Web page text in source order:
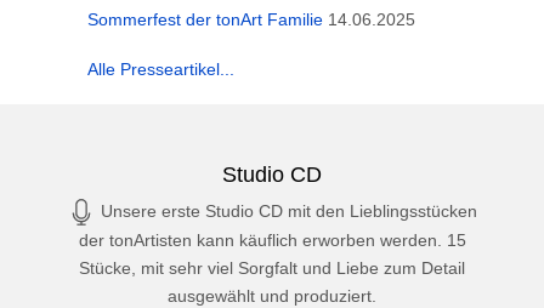
Sommerfest der tonArt Familie 14.06.2025
Alle Presseartikel...
Studio CD
Unsere erste Studio CD mit den Lieblingsstücken
der tonArtisten kann käuflich erworben werden. 15
Stücke, mit sehr viel Sorgfalt und Liebe zum Detail
ausgewählt und produziert.